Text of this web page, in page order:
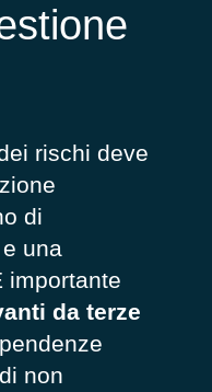
rischi deve
di
una
importante
da terze
non